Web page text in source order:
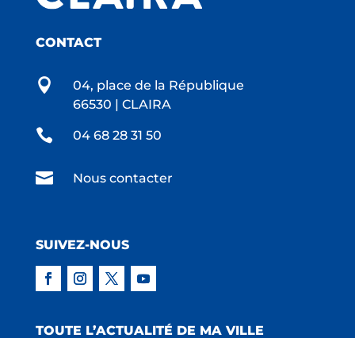
CONTACT

04, place de la République
66530 | CLAIRA
 04 68 28 31 50
 Nous contacter
SUIVEZ-NOUS
TOUTE L’ACTUALITÉ DE MA VILLE